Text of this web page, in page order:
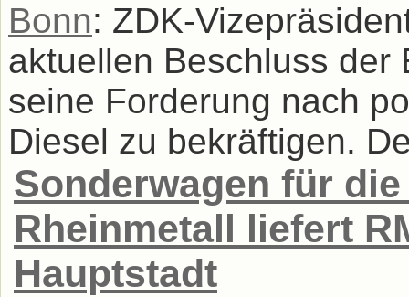
Bonn: ZDK-
aktuellen Beschluss der
seine Forderung nach
Diesel zu bekräftigen.
Sonderwagen für
Rheinmetall liefert
Hauptstadt